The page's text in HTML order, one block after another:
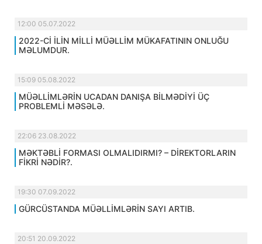
12:00 05.07.2022
2022-Cİ İLİN MİLLİ MÜƏLLİM MÜKAFATININ ONLUĞU
MƏLUMDUR.
15:09 05.08.2022
MÜƏLLİMLƏRİN UCADAN DANIŞA BİLMƏDİYİ ÜÇ
PROBLEMLİ MƏSƏLƏ.
22:06 23.08.2022
MƏKTƏBLİ FORMASI OLMALIDIRMI? – DİREKTORLARIN
FİKRİ NƏDİR?.
19:30 07.09.2022
GÜRCÜSTANDA MÜƏLLİMLƏRİN SAYI ARTIB.
20:51 20.09.2022